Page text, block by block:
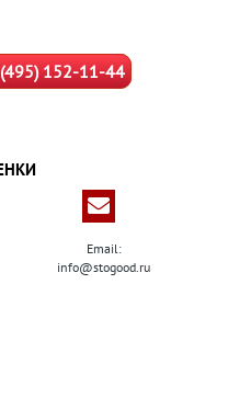
152-11-44
Email:
info@stogood.ru